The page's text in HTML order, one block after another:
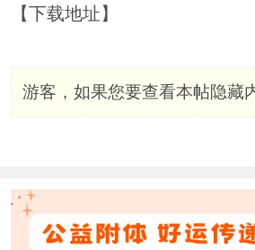
【下载地址】
游客，如果您要查看本帖隐藏